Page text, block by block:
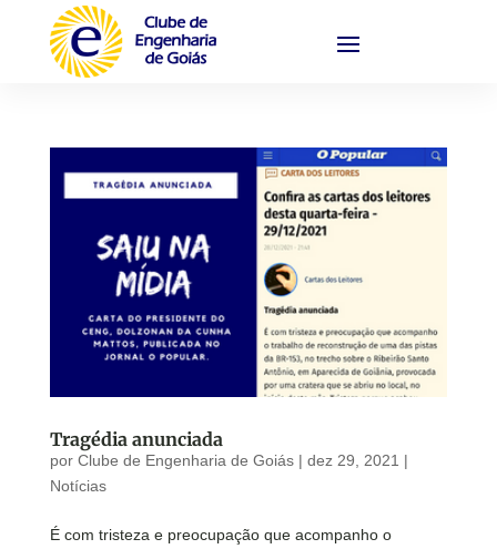
Tragédia anunciada
por Clube de Engenharia de Goiás| dez 29, 2021 |
Notícias
É com tristeza e preocupação que acompanho o